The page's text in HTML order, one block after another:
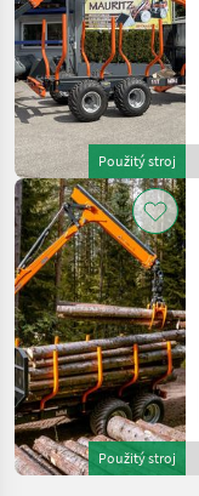
Použitý stroj
Použitý stroj